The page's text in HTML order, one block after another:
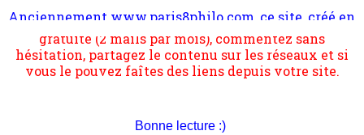
2006 lors du mouvement anti-CPE, a rendu compte de
s'occupe plus largement de rendre compte d'une
transformation dans les paradigmes philosophiques
suivant la pensée du Dehors ou du Surpli, omme la
quantique, résolvant la plupart des impasses
gratuite (2 mails par mois), commentez sans
hésitation, partagez le contenu sur les réseaux et si
vous le pouvez faîtes des liens depuis votre site.
Bonne lecture :)